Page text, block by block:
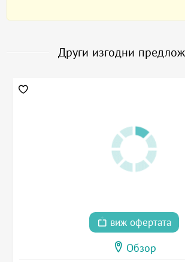
Други изгодни
виж офертата
Обзор